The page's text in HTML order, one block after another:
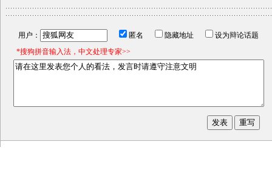
用户： 匿名 隐藏地址
设为辩论话题
*搜狗拼音输入法，中文处理专家>>